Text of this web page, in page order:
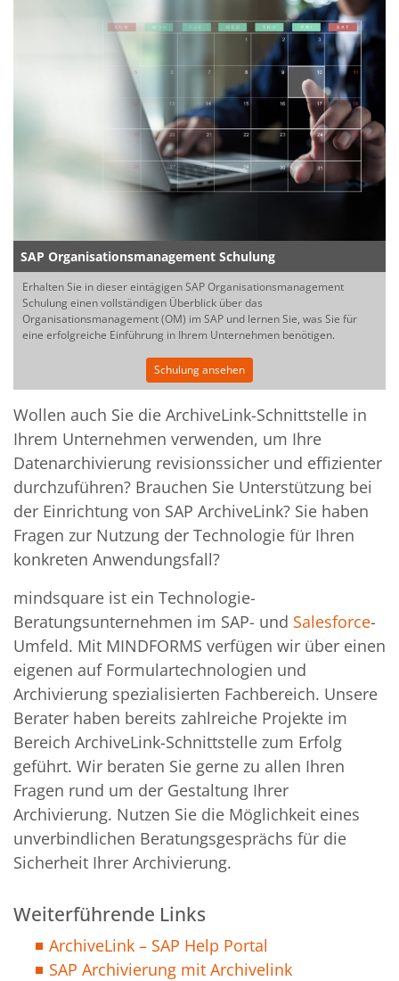
SAP Organisationsmanagement Schulung
Erhalten Sie in dieser eintägigen SAP Organisationsmanagement
Schulung einen vollständigen Überblick über das
Organisationsmanagement (OM) im SAP und lernen Sie, was Sie für
eine erfolgreiche Einführung in Ihrem Unternehmen benötigen.
Schulung ansehen
Wollen auch Sie die ArchiveLink-Schnittstelle in
Ihrem Unternehmen verwenden, um Ihre
Datenarchivierung revisionssicher und effizienter
durchzuführen? Brauchen Sie Unterstützung bei
der Einrichtung von SAP ArchiveLink? Sie haben
Fragen zur Nutzung der Technologie für Ihren
konkreten Anwendungsfall?
mindsquare ist ein Technologie-
Beratungsunternehmen im SAP- und Salesforce-
Umfeld. Mit MINDFORMS verfügen wir über einen
eigenen auf Formulartechnologien und
Archivierung spezialisierten Fachbereich. Unsere
Berater haben bereits zahlreiche Projekte im
Bereich ArchiveLink-Schnittstelle zum Erfolg
geführt. Wir beraten Sie gerne zu allen Ihren
Fragen rund um der Gestaltung Ihrer
Archivierung. Nutzen Sie die Möglichkeit eines
unverbindlichen Beratungsgesprächs für die
Sicherheit Ihrer Archivierung.
Weiterführende Links
ArchiveLink – SAP Help Portal
SAP Archivierung mit Archivelink